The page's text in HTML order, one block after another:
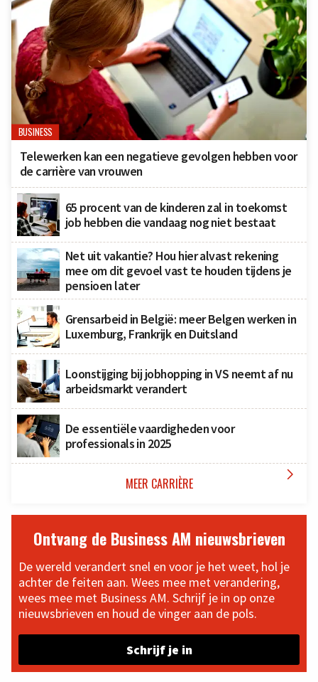
BUSINESS
Telewerken kan een negatieve gevolgen hebben voor
de carrière van vrouwen
65 procent van de kinderen zal in toekomst
job hebben die vandaag nog niet bestaat
Net uit vakantie? Hou hier alvast rekening
mee om dit gevoel vast te houden tijdens je
pensioen later
Grensarbeid in België: meer Belgen werken in
Luxemburg, Frankrijk en Duitsland
Loonstijging bij jobhopping in VS neemt af nu
arbeidsmarkt verandert
De essentiële vaardigheden voor
professionals in 2025
MEER CARRIÈRE 
Ontvang de Business AM nieuwsbrieven
De wereld verandert snel en voor je het weet, hol je
achter de feiten aan. Wees mee met verandering,
wees mee met Business AM. Schrijf je in op onze
nieuwsbrieven en houd de vinger aan de pols.
Schrijf je in